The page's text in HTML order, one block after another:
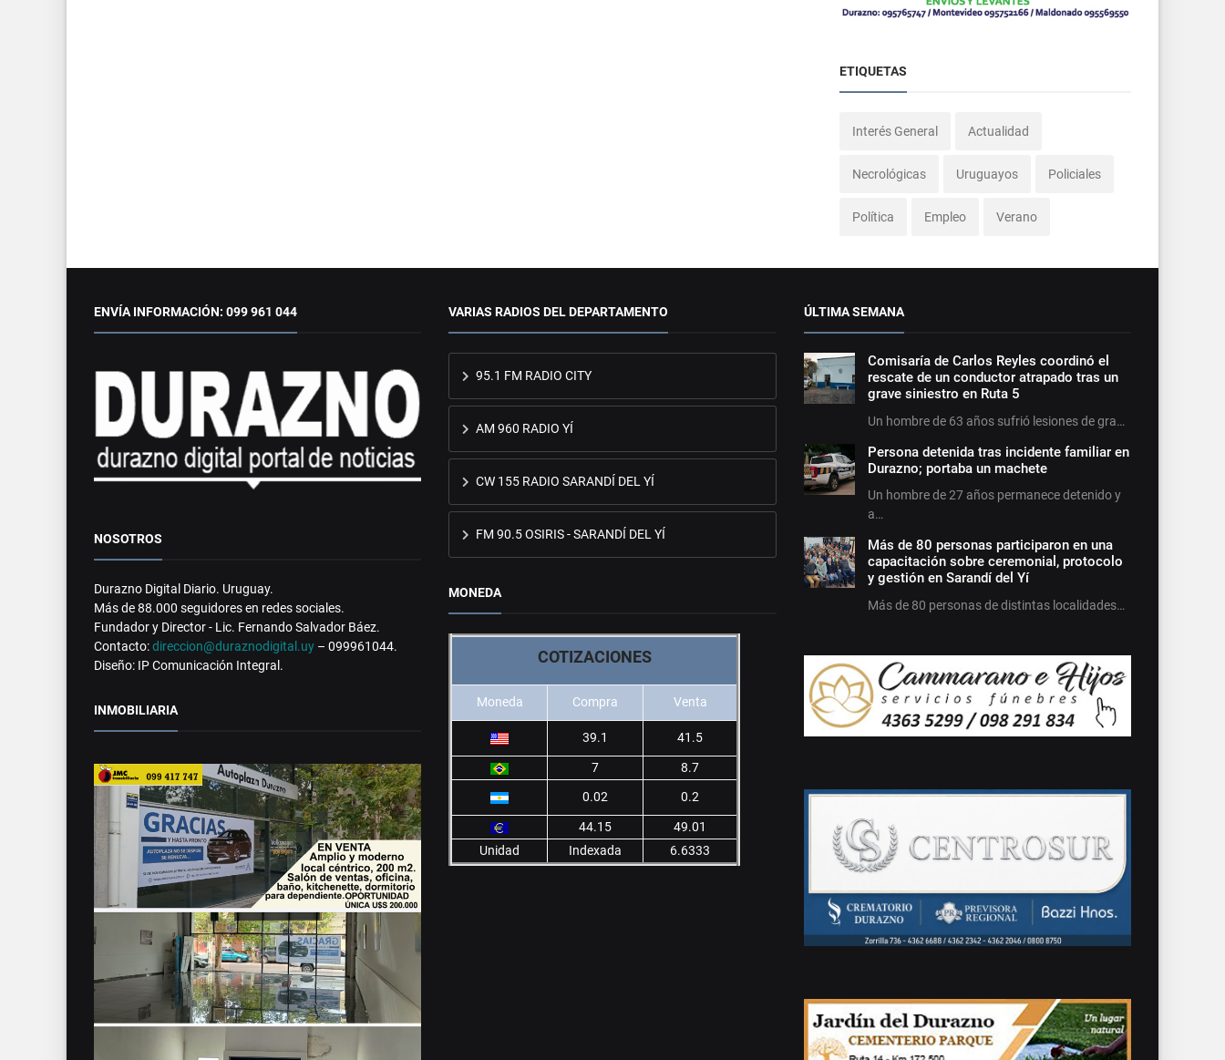
ETIQUETAS
Interés General Actualidad
Necrológicas Uruguayos Policiales
Política Empleo Verano
ENVÍA INFORMACIÓN: 099 961 044
NOSOTROS
Durazno Digital Diario. Uruguay.
Más de 88.000 seguidores en redes sociales.
Fundador y Director - Lic. Fernando Salvador Báez.
Contacto:direccion@duraznodigital.uy – 099961044.
Diseño: IP Comunicación Integral.
INMOBILIARIA
VARIAS RADIOS DEL DEPARTAMENTO
95.1 FM RADIO CITY
AM 960 RADIO YÍ
CW 155 RADIO SARANDÍ DEL YÍ
FM 90.5 OSIRIS - SARANDÍ DEL YÍ
MONEDA
COTIZACIONES
Moneda Compra Venta
39.1 41.5
7
8.7
0.02
0.2
44.15
49.01
Unidad
Indexada 6.6333
ÚLTIMA SEMANA
Comisaría de Carlos Reyles coordinó el
rescate de un conductor atrapado tras un
grave siniestro en Ruta 5
Un hombre de 63 años sufrió lesiones de gra…
Persona detenida tras incidente familiar en
Durazno; portaba un machete
Un hombre de 27 años permanece detenido y
a…
Más de 80 personas participaron en una
capacitación sobre ceremonial, protocolo
y gestión en Sarandí del Yí
Más de 80 personas de distintas localidades…